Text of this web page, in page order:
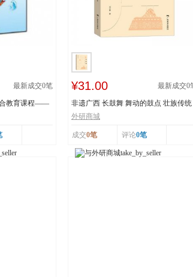
最新成交0笔
合教育课程——
¥31.00 最新成交0
非遗广西 长鼓舞 舞动的鼓点 壮族传统
舞蹈瑶族舞蹈...
外研商城
成交0笔 评论0笔